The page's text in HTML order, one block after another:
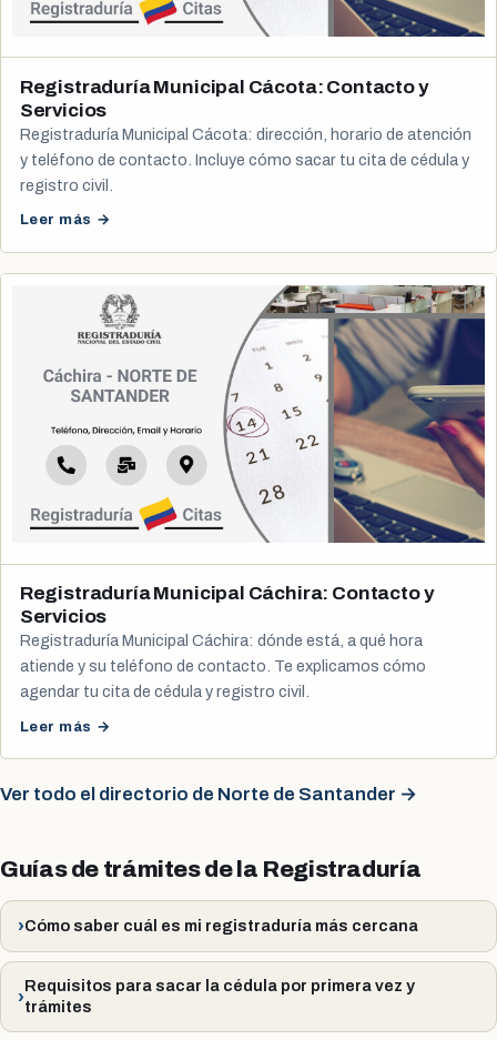
Registraduría Municipal Cácota: Contacto y
Servicios
Registraduría Municipal Cácota: dirección, horario de atención
y teléfono de contacto. Incluye cómo sacar tu cita de cédula y
registro civil.
Leer más →
Registraduría Municipal Cáchira: Contacto y
Servicios
Registraduría Municipal Cáchira: dónde está, a qué hora
atiende y su teléfono de contacto. Te explicamos cómo
agendar tu cita de cédula y registro civil.
Leer más →
Ver todo el directorio de Norte de Santander →
Guías de trámites de la Registraduría
Cómo saber cuál es mi registraduría más cercana
Requisitos para sacar la cédula por primera vez y
trámites